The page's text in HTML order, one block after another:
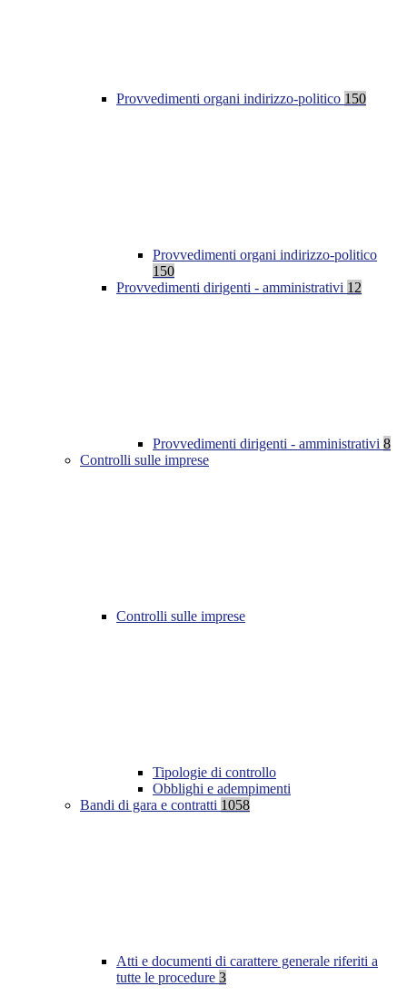
Provvedimenti organi indirizzo-politico 150
Provvedimenti organi indirizzo-politico
150
Provvedimenti dirigenti - amministrativi 12
Provvedimenti dirigenti - amministrativi 8
Controlli sulle imprese
Controlli sulle imprese
Tipologie di controllo
Obblighi e adempimenti
Bandi di gara e contratti 1058
Atti e documenti di carattere generale riferiti a
tutte le procedure 3